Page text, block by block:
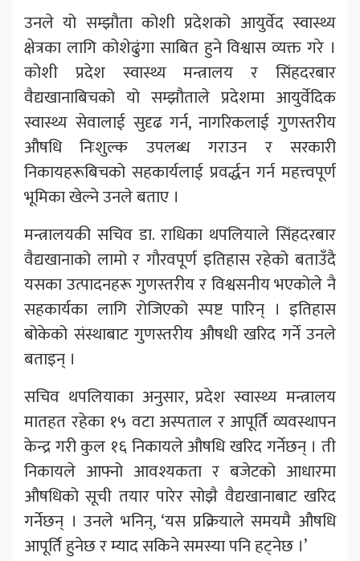
उनले यो सम्झौता कोशी प्रदेशको आयुर्वेद स्वास्थ्य
क्षेत्रका लागि कोशेढुंगा साबित हुने विश्वास व्यक्त गरे ।
कोशी प्रदेश स्वास्थ्य मन्त्रालय र सिंहदरबार
वैद्यखानाबिचको यो सम्झौताले प्रदेशमा आयुर्वेदिक
स्वास्थ्य सेवालाई सुदृढ गर्न, नागरिकलाई गुणस्तरीय
औषधि निःशुल्क उपलब्ध गराउन र सरकारी
निकायहरूबिचको सहकार्यलाई प्रवर्द्धन गर्न महत्त्वपूर्ण
भूमिका खेल्ने उनले बताए ।
मन्त्रालयकी सचिव डा. राधिका थपलियाले सिंहदरबार
वैद्यखानाको लामो र गौरवपूर्ण इतिहास रहेको बताउँदै
यसका उत्पादनहरू गुणस्तरीय र विश्वसनीय भएकोले नै
सहकार्यका लागि रोजिएको स्पष्ट पारिन् । इतिहास
बोकेको संस्थाबाट गुणस्तरीय औषधी खरिद गर्ने उनले
बताइन् ।
सचिव थपलियाका अनुसार, प्रदेश स्वास्थ्य मन्त्रालय
मातहत रहेका १५ वटा अस्पताल र आपूर्ति व्यवस्थापन
केन्द्र गरी कुल १६ निकायले औषधि खरिद गर्नेछन् । ती
निकायले आफ्नो आवश्यकता र बजेटको आधारमा
औषधिको सूची तयार पारेर सोझै वैद्यखानाबाट खरिद
गर्नेछन् । उनले भनिन्, ‘यस प्रक्रियाले समयमै औषधि
आपूर्ति हुनेछ र म्याद सकिने समस्या पनि हट्नेछ ।’